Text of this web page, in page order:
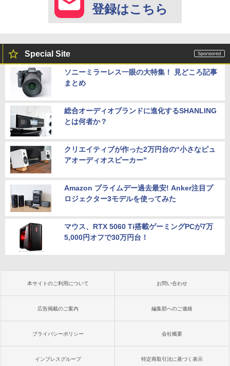
登録はこちら
Special Site
ソニーミラーレス一眼の大特集！ 見どころ記事
まとめ
総合オーディオブランドに進化するSHANLING
とは何者か？
クリエイティブが作った2万円台の“小さなピュ
アオーディオスピーカー”
Amazon プライムデー過去最安! Anker注目プ
ロジェクター3モデルを使ってみた
マウス、RTX 5060 Ti搭載ゲーミングPCが7万
5,000円オフで30万円台！
本サイトのご利用について お問い合わせ
広告掲載のご案内 編集部へのご連絡
プライバシーポリシー 会社概要
インプレスグループ 特定商取引法に基づく表示